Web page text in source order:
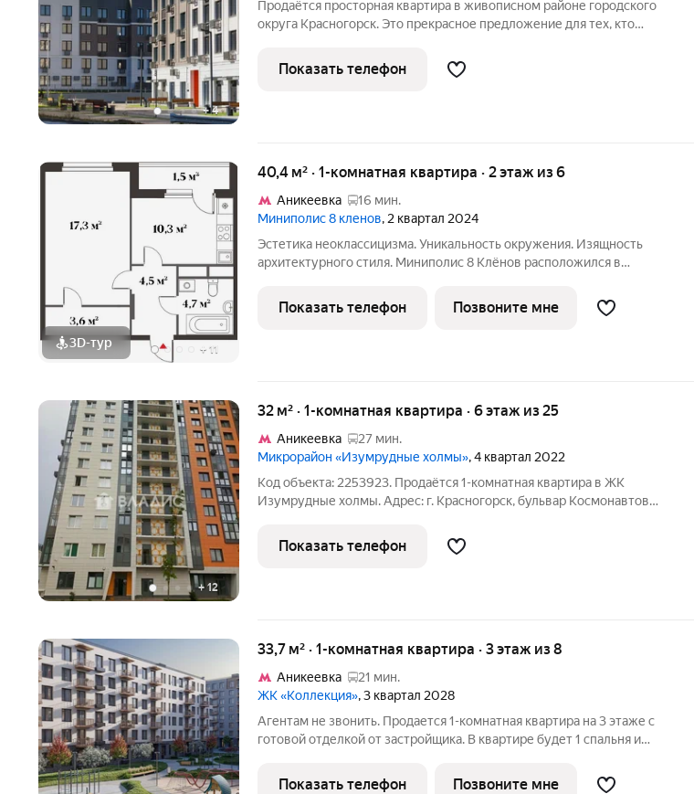
+4
Продаётся просторная квартира в живописном районе городского
округа Красногорск. Это прекрасное предложение для тех, кто
Действует льготная ипотека рассрочка возможен адекватный
торг. Звоните
Показать телефон
3D-тур + 11
40,4 м² · 1-комнатная квартира · 2 этаж из 6
Аникеевка
16 мин.
Миниполис 8 кленов, 2 квартал 2024
Эстетика неоклассицизма. Уникальность окружения. Изящность
архитектурного стиля. Миниполис 8 Клёнов расположился в
от многолюдных улиц и шумных магистралей добраться до центра
столицы не
Показать телефон Позвоните мне
+12
32 м² · 1-комнатная квартира · 6 этаж из 25
Аникеевка
27 мин.
Микрорайон «Изумрудные холмы», 4 квартал 2022
Код объекта: 2253923. Продаётся 1-комнатная квартира в ЖК
Изумрудные холмы. Адрес: г. Красногорск, бульвар Космонавтов,
Свободная. Квартира продаётся в состоянии под чистовую
отделку.
Показать телефон
33,7 м² · 1-комнатная квартира · 3 этаж из 8
Аникеевка
21 мин.
ЖК «Коллекция», 3 квартал 2028
Агентам не звонить. Продается 1-комнатная квартира на 3 этаже с
готовой отделкой от застройщика. В квартире будет 1 спальня и
двор. Линейная планировка. Общая площадь 33,7 кв.м. На
Показать телефон Позвоните мне